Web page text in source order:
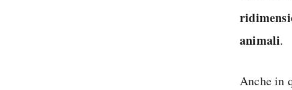
animali.
Anche in